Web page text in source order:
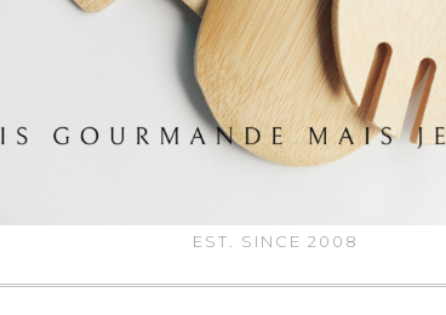
EST. SINCE 2008